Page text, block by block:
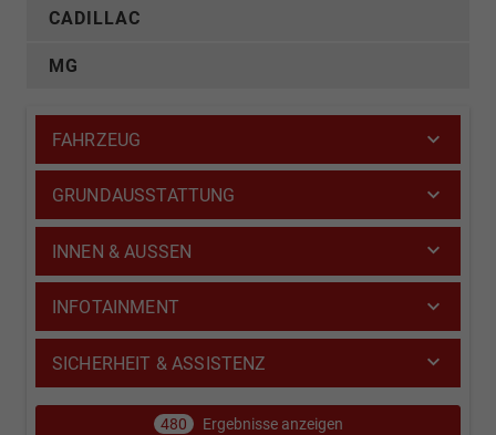
CADILLAC
MG
FAHRZEUG
GRUNDAUSSTATTUNG
INNEN & AUSSEN
INFOTAINMENT
SICHERHEIT & ASSISTENZ
480 Ergebnisse anzeigen